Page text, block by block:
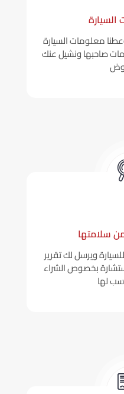
معلومات السيارة
صاحبها ونشيل عنك
سلامتها
ويرسل لك تقرير
بخصوص الشراء
لها